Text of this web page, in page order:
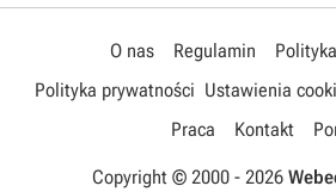
O nas Regulamin
Polityka prywatności Ustawienia
Praca
Kontakt
Copyright © 2000 - 2026